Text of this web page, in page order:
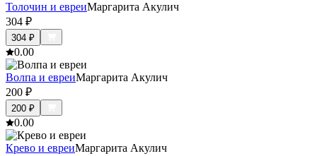
Толочин и евреиМаргарита Акулич
304 ₽
304 ₽
0.00
Волпа и евреиМаргарита Акулич
200 ₽
200 ₽
0.00
Крево и евреиМаргарита Акулич